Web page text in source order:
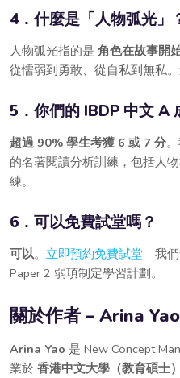
4．什麼是「人物弧光」
人物弧光指的是 角色在故事開
從懦弱到勇敢、從自私到無私
5．你們的 IBDP 中文 A
超過 90% 學生考獲 6 或 7 分
的名著閱讀分析訓練，包括人
練。
6．可以免費試堂嗎？
可以。 立即預約免費試堂 – 我
Paper 2 弱項制定學習計劃。
關於作者 – Arina
Arina Yao 是 New Concept
業於 香港中文大學（教育碩士）